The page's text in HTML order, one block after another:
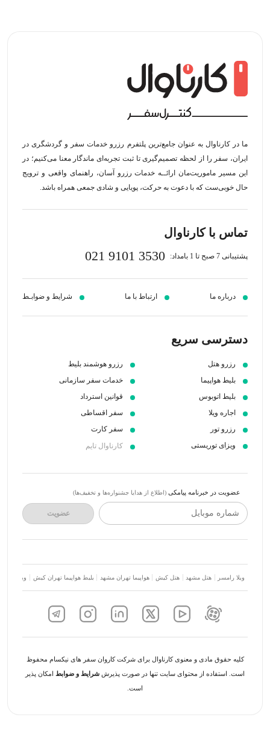
ما در کارناوال به عنوان جامع‌ترین پلتفرم رزرو خدمات سفر و گردشگری در
ایران، سفر را از لحظه‌ تصمیم‌گیری تا ثبت تجربه‌ای ماندگار معنا می‌کنیم؛ در
این مسیر‍ ماموریت‌مان اراﺋــﻪ خدمات رزرو آسان، راهنمای واقعی و ترویج
حال خوبی‌ست که با دعوت به حرکت، پویایی و شادی جمعی همراه باشد.
تماس با کارناوال
پشتیبانی 7 صبح تا 1 بامداد: 021 9101 3530
درباره ما ارتباط با ما شرایط و ضوابـط
دسترسی سریع
رزرو هتل
بلیط هواپیما
بلیط اتوبوس
اجاره ویلا
رزرو تور
ویزای توریستی
رزرو هوشمند بلیط
خدمات سفر سازمانی
قوانین استرداد
سفر اقساطی
سفر کارت
کارناوال تایم
عضویت در خبرنامه پیامکی (اطلاع از هدایا جشنواره‌ها و تخفیف‌ها)
شماره موبایل عضویت
ویلا رامسر هتل مشهد هتل کیش هواپیما تهران مشهد بلیط هواپیما تهران کیش ویلا شمال
کلیه حقوق مادی و معنوی کارناوال برای شرکت کاروان سفر های نیکسام محفوظ
است. استفاده از محتوای سایت تنها در صورت پذیرش شرایط و ضوابط امکان پذیر
است.